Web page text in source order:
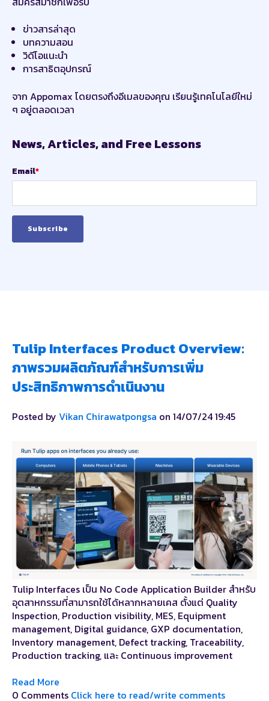
ข่าวสารล่าสุด
บทความสอน
วิดีโอแนะนำ
การสาธิตอุปกรณ์
จาก Appomax โดยตรงถึงอีเมลของคุณ เรียนรู้เทคโนโลยีใหม่
ๆ อยู่ตลอดเวลา
News, Articles, and Free Lessons
Email*
Tulip Interfaces Product Overview:
ภาพรวมผลิตภัณฑ์สำหรับการเพิ่ม
ประสิทธิภาพการดำเนินงาน
Posted by Vikan Chirawatpongsa on 14/07/24 19:45
Tulip Interfaces เป็น No Code Application Builder สำหรับ
อุตสาหกรรมที่สามารถใช้ได้หลากหลายเคส ตั้งแต่ Quality
Inspection, Production visibility, MES, Equipment
management, Digital guidance, GXP documentation,
Inventory management, Defect tracking, Traceability,
Production tracking, และ Continuous improvement
Read More
0 Comments Click here to read/write comments